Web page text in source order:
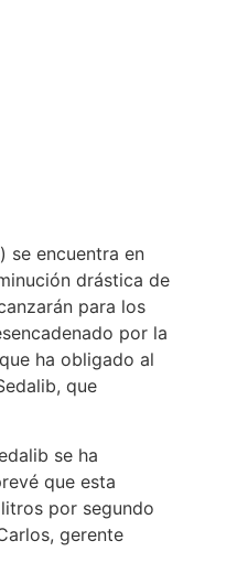
se encuentra en
drástica de
para los
por la
ha obligado al
que
se ha
que esta
por segundo
gerente